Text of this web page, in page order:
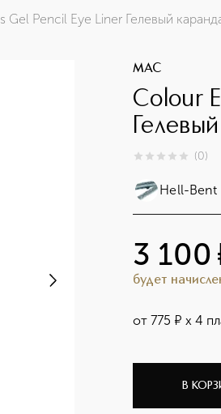
Gel Pencil Eye Liner Гелевый
MAC
Colour
0из 0 (0)
Hell-Bent
3 100
будет
от775 ¤ х 4
В